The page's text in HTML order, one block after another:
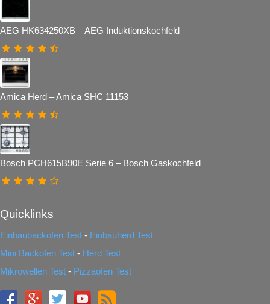
AEG HK634250XB – AEG Induktionskochfeld
Amica Herd – Amica SHC 11153
Bosch PCH615B90E Serie 6 – Bosch Gaskochfeld
Quicklinks
Einbaubackofen Test - Einbauherd Test
Mini Backofen Test - Herd Test
Mikrowellen Test - Pizzaofen Test